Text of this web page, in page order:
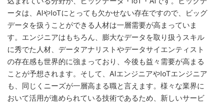
ータは、AIやIoTにとっても欠かせない存在ですので、ビッグ
データを扱うことができる人材は一層需要が高まっていま
す。エンジニアはもちろん、膨大なデータを取り扱うスキル
に秀でた人材、データアナリストやデータサイエンティスト
の存在感も世界的に強まっており、今後も益々需要が高まる
ことが予想されます。そして、AIエンジニアやIoTエンジニア
も、同じくニーズが一層高まる職と言えます。様々な業界に
おいて活用が進められている技術であるため、新しいサービ